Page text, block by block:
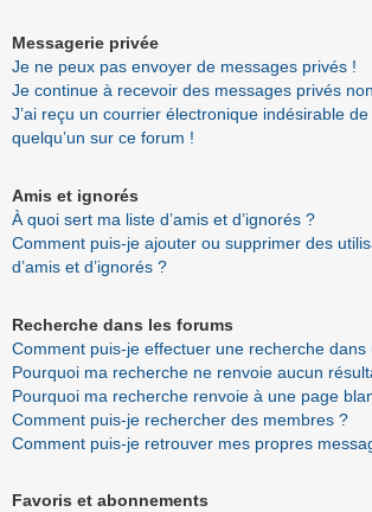
Messagerie privée
Je ne peux pas envoyer de messages privés !
Je continue à recevoir des messages privés
J’ai reçu un courrier électronique indésirable
quelqu’un sur ce forum !
Amis et ignorés
À quoi sert ma liste d’amis et d’ignorés ?
Comment puis-je ajouter ou supprimer des
d’amis et d’ignorés ?
Recherche dans les forums
Comment puis-je effectuer une recherche
Pourquoi ma recherche ne renvoie aucun
Pourquoi ma recherche renvoie à une page
Comment puis-je rechercher des membres ?
Comment puis-je retrouver mes propres
Favoris et abonnements